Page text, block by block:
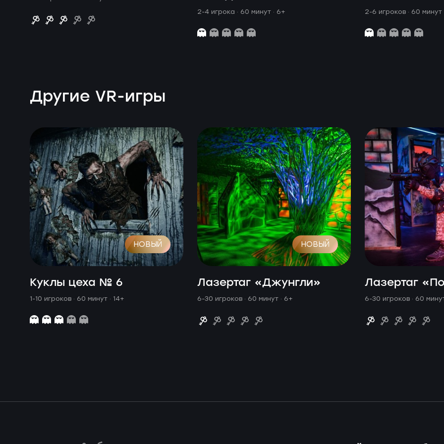
2-4 игрока · 60 минут · 6+ 2-6 игроков · 60 минут
Другие VR-игры
НОВЫЙ
Куклы цеха № 6
1-10 игроков · 60 минут · 14+
НОВЫЙ
Лазертаг «Джунгли»
6-30 игроков · 60 минут · 6+
Лазертаг
6-30 игроков · 60